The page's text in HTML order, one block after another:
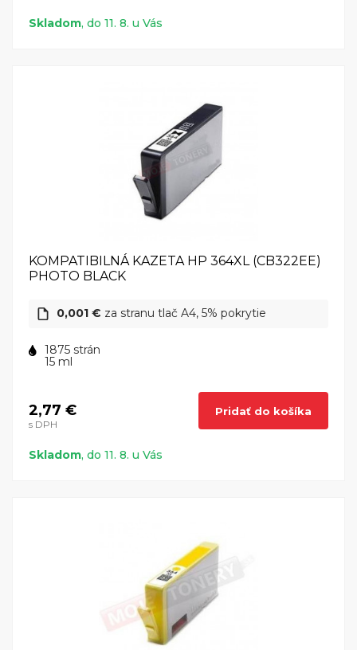
Skladom, do 11. 8. u Vás
KOMPATIBILNÁ KAZETA HP 364XL (CB322EE)
PHOTO BLACK
0,001 € za stranu tlač A4, 5% pokrytie
1875 strán
15 ml
2,77 €
s DPH
Pridať do košíka
Skladom, do 11. 8. u Vás